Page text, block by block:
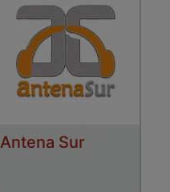
Antena Sur